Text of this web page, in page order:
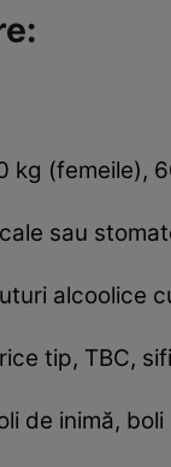
kg (femeile),
sau
alcoolice
tip, TBC,
de inimă,